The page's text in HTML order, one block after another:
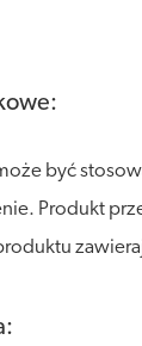
być
Produkt